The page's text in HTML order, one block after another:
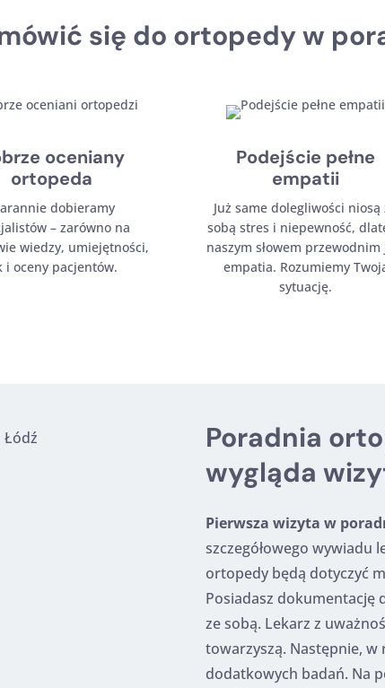
się do ortopedy w
oceniany
ortopeda
dobieramy
– zarówno na
wiedzy, umiejętności,
i oceny pacjentów.
Podejście pełne
empatii
Już same dolegliwości niosą
sobą stres i niepewność,
naszym słowem przewodnim
empatia. Rozumiemy
sytuację.
Poradnia
wygląda
Pierwsza wizyta w
szczegółowego wywiadu
ortopedy będą dotyczyć
Posiadasz dokumentację
ze sobą. Lekarz z
towarzyszą. Następnie, w
dodatkowych badań. Na